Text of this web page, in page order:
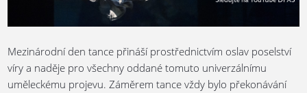
Mezinárodní den tance přináší prostřednictvím oslav poselství
víry a naděje pro všechny oddané tomuto univerzálnímu
uměleckému projevu. Záměrem tance vždy bylo překonávání